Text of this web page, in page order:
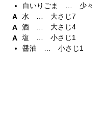
白いりごま … 少々
水 … 大さじ7
酒 … 大さじ4
塩 … 小さじ1
醤油 … 小さじ1